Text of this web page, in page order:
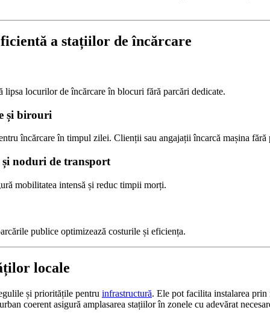
a stațiilor de încărcare
lipsa locurilor de încărcare în blocuri fără parcări dedicate.
și birouri
încărcare în timpul zilei. Clienții sau angajații încarcă mașina fără
noduri de transport
mobilitatea intensă și reduc timpii morți.
publice optimizează costurile și eficiența.
locale
și prioritățile pentru infrastructură. Ele pot facilita instalarea
coerent asigură amplasarea stațiilor în zonele cu adevărat